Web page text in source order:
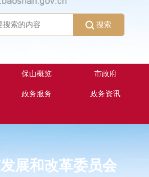
搜索
保山概览 市政府
政务服务 政务资讯
展和改革委员会